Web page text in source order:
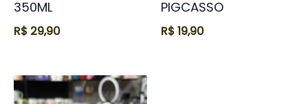
350ML
R$ 29,90
PIGCASSO
R$19,90